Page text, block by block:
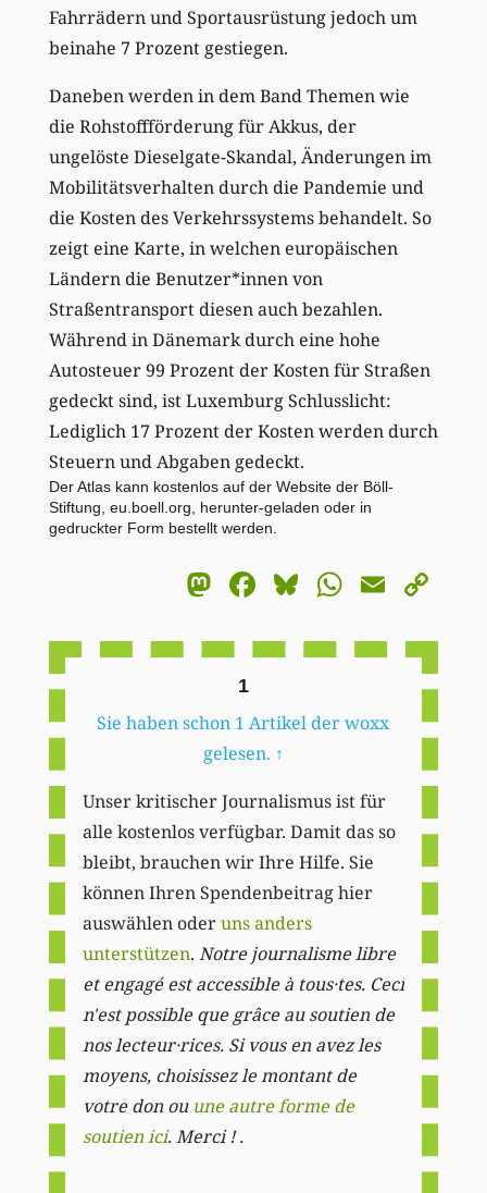
Fahrrädern und Sportausrüstung jedoch um
beinahe 7 Prozent gestiegen.
Daneben werden in dem Band Themen wie
die Rohstoffförderung für Akkus, der
ungelöste Dieselgate-Skandal, Änderungen im
Mobilitätsverhalten durch die Pandemie und
die Kosten des Verkehrssystems behandelt. So
zeigt eine Karte, in welchen europäischen
Ländern die Benutzer*innen von
Straßentransport diesen auch bezahlen.
Während in Dänemark durch eine hohe
Autosteuer 99 Prozent der Kosten für Straßen
gedeckt sind, ist Luxemburg Schlusslicht:
Lediglich 17 Prozent der Kosten werden durch
Steuern und Abgaben gedeckt.
Der Atlas kann kostenlos auf der Website der Böll-
Stiftung, eu.boell.org , herunter-geladen oder in
gedruckter Form bestellt werden.
Mastodon
Facebook
BlueskyEmail
1
Sie haben schon 1 Artikel der woxx
gelesen. ↑
Unser kritischer Journalismus ist für
alle kostenlos verfügbar. Damit das so
bleibt, brauchen wir Ihre Hilfe. Sie
können Ihren Spendenbeitrag hier
auswählen oderuns anders
unterstützen. Notre journalisme libre
et engagé est accessible à tous·tes. Ceci
n'est possible que grâce au soutien de
nos lecteur·rices. Si vous en avez les
moyens, choisissez le montant de
votre don ou une autre forme de
soutien ici. Merci ! .